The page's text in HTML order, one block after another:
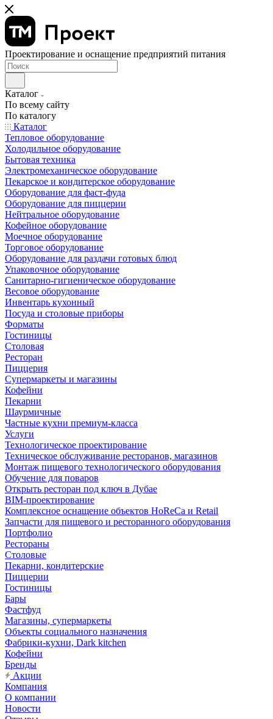
Проектирование и оснащение предприятий питания
Каталог
По всему сайту
По каталогу
Каталог
Тепловое оборудование
Холодильное оборудование
Бытовая техника
Электромеханическое оборудование
Пекарское и кондитерское оборудование
Оборудование для фаст-фуда
Оборудование для пиццерии
Нейтральное оборудование
Кофейное оборудование
Моечное оборудование
Торговое оборудование
Оборудование для раздачи готовых блюд
Упаковочное оборудование
Санитарно-гигиеническое оборудование
Весовое оборудование
Инвентарь кухонный
Посуда и столовые приборы
Форматы
Гостиницы
Столовая
Ресторан
Пиццерия
Супермаркеты и магазины
Кофейни
Пекарни
Шаурмичные
Частные кухни премиум-класса
Услуги
Технологическое проектирование
Техническое обслуживание ресторанов, магазинов
Монтаж пищевого технологического оборудования
Обучение для поваров
Открыть ресторан под ключ в Дубае
BIM-проектирование
Комплексное оснащение объектов HoReCa и Retail
Запчасти для пищевого и ресторанного оборудования
Портфолио
Рестораны
Столовые
Пекарни, кондитерские
Пиццерии
Гостиницы
Бары
Фастфуд
Магазины, супермаркеты
Объекты социального назначения
Фабрики-кухни, Dark kitchen
Кофейни
Бренды
Акции
Компания
О компании
Новости